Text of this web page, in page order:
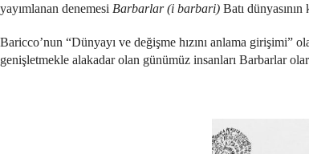
yayımlanan denemesi Barbarlar (i barbari) Batı
Baricco’nun “Dünyayı ve değişme hızını anlama girişimi”
genişletmekle alakadar olan günümüz insanları Barbarlar